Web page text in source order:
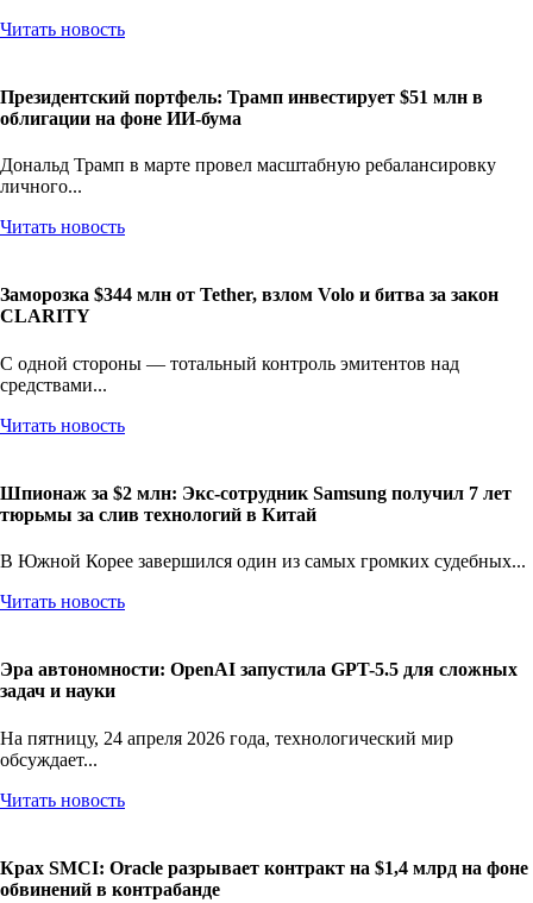
Читать новость
Президентский портфель: Трамп инвестирует $51 млн в
облигации на фоне ИИ-бума
Дональд Трамп в марте провел масштабную ребалансировку
личного...
Читать новость
Заморозка $344 млн от Tether, взлом Volo и битва за закон
CLARITY
С одной стороны — тотальный контроль эмитентов над
средствами...
Читать новость
Шпионаж за $2 млн: Экс-сотрудник Samsung получил 7 лет
тюрьмы за слив технологий в Китай
В Южной Корее завершился один из самых громких судебных...
Читать новость
Эра автономности: OpenAI запустила GPT-5.5 для сложных
задач и науки
На пятницу, 24 апреля 2026 года, технологический мир
обсуждает...
Читать новость
Крах SMCI: Oracle разрывает контракт на $1,4 млрд на фоне
обвинений в контрабанде